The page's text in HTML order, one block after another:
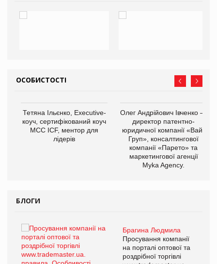
ОСОБИСТОСТІ
Тетяна Ільєнко, Executive-
коуч, сертифікований коуч
МСС ICF, ментор для
лідерів
Олег Андрійович Івченко —
директор патентно-
юридичної компанії «Вайз
Груп», консалтингової
компанії «Парето» та
маркетингової агенції
Myka Agency.
БЛОГИ
Брагина Людмила
Просування компанії
на порталі оптової та
роздрібної торгівлі